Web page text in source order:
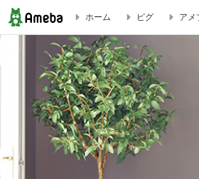
「第２１回 １００歳まで安心！お金
ホーム ピグ アメ